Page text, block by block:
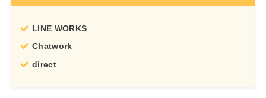
LINE WORKS
Chatwork
direct